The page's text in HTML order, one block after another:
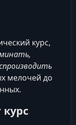
курс,
мелочей до